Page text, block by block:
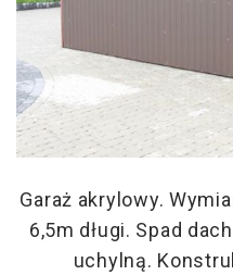
Garaż akrylowy.
6,5m długi. Spad
uchylną.